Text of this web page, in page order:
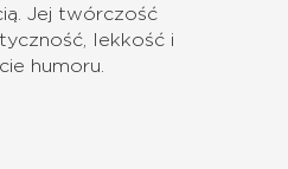
Jej twórczość
lekkość i
humoru.